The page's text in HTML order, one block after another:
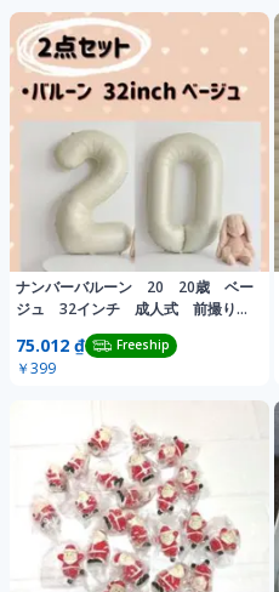
ナンバーバルーン 20 20歳 ベー
ジュ 32インチ 成人式 前撮り
75.012 ₫ Freeship
￥399